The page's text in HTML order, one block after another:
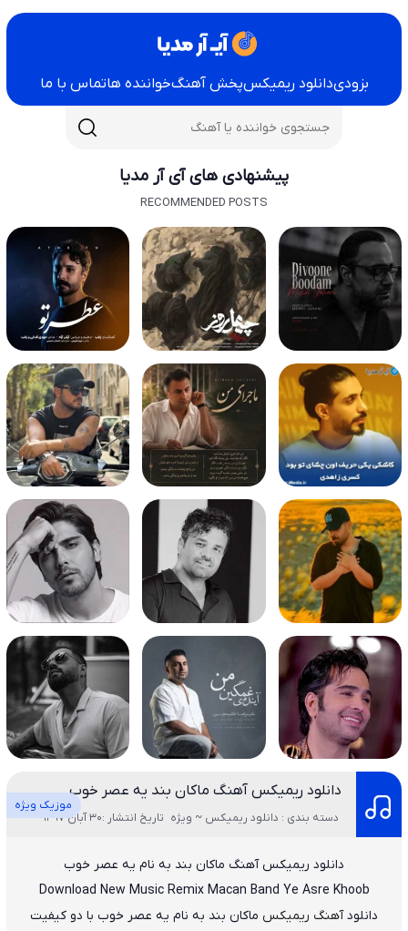
بزودیدانلود ریمیکسپخش آهنگخواننده هاتماس با ما
پیشنهادی های آی آر مدیا
RECOMMENDED POSTS
دانلود ریمیکس آهنگ ماکان بند یه عصر خوب
موزیک ویژه
دسته بندی : دانلود ریمیکس ~ ویژه تاریخ انتشار :30 آبان 1397
دانلود ریمیکس آهنگ ماکان بند به نام یه عصر خوب
Download New MusicRemix Macan Band Ye Asre Khoob
دانلودآهنگ ریمیکس ماکان بند به نام یه عصر خوب با دو کیفیت